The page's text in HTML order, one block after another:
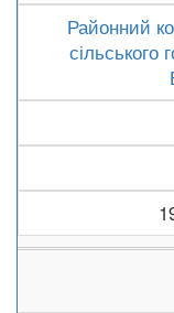
Районний
сільського